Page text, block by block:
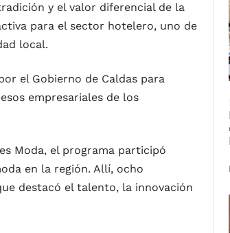
y el valor diferencial de la
para el sector hotelero, uno de
local.
el Gobierno de Caldas para
empresariales de los
Moda, el programa participó
en la región. Allí, ocho
destacó el talento, la innovación